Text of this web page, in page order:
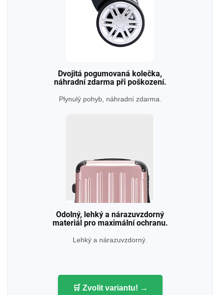
Dvojitá pogumovaná kolečka,
náhradní zdarma při poškození.
Plynulý pohyb, náhradní zdarma.
Odolný, lehký a nárazuvzdorný
materiál pro maximální ochranu.
Lehký a nárazuvzdorný.
🛒 Zvolit variantu! →